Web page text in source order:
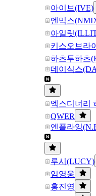
아이브(IVE)
엔믹스
아일릿
키스오브라
하츠투하츠
데이식스
엑스디너리
QWER
엔플라잉
루시(LUCY)
임영웅
홍진영